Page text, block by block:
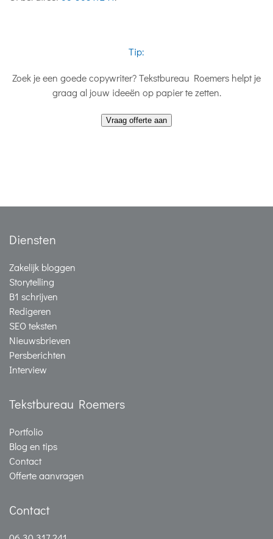
Tip:
Zoek je een goede copywriter? Tekstbureau Roemers helpt je
graag al jouw ideeën op papier te zetten.
Diensten
Zakelijk bloggen
Storytelling
B1 schrijven
Redigeren
SEO teksten
Nieuwsbrieven
Persberichten
Interview
Tekstbureau Roemers
Portfolio
Blog en tips
Contact
Offerte aanvragen
Contact